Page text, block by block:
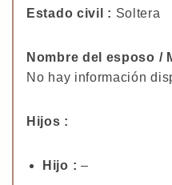
Estado civil : Soltera
Nombre del esposo /
No hay información
Hijos :
Hijo : –